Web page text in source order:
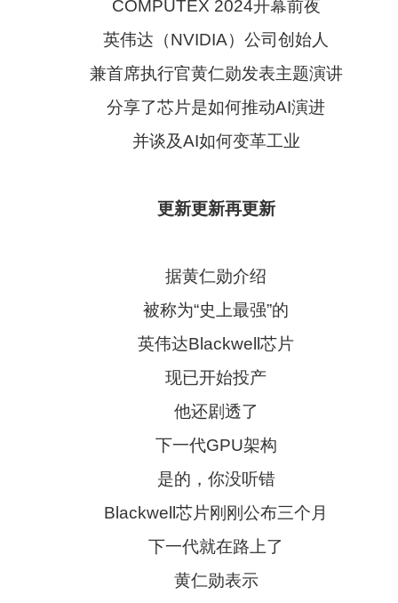
COMPUTEX 2024开幕前夜
英伟达（NVIDIA）公司创始人
兼首席执行官黄仁勋发表主题演讲
分享了芯片是如何推动AI演进
并谈及AI如何变革工业
更新更新再更新
据黄仁勋介绍
被称为“史上最强”的
英伟达Blackwell芯片
现已开始投产
他还剧透了
下一代GPU架构
是的，你没听错
Blackwell芯片刚刚公布三个月
下一代就在路上了
黄仁勋表示